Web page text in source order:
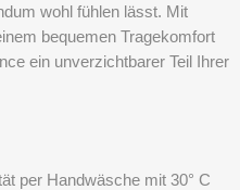
wohl fühlen lässt. Mit
bequemen Tragekomfort
ein unverzichtbarer Teil Ihrer
per Handwäsche mit 30° C